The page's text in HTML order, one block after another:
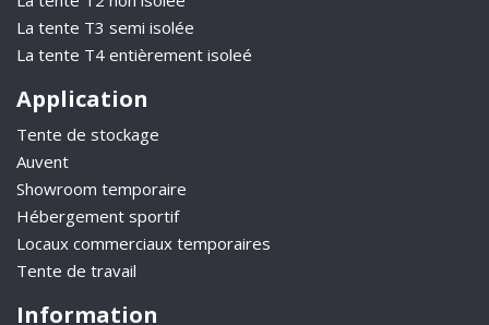
La tente T3 semi isolée
La tente T4 entièrement isoleé
Application
Tente de stockage
Auvent
Showroom temporaire
Hébergement sportif
Locaux commerciaux temporaires
Tente de travail
Information